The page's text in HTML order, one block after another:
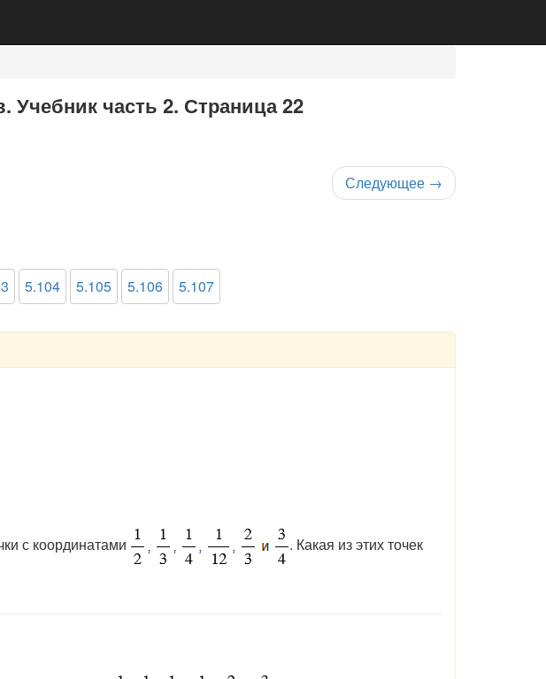
Учебник часть 2. Страница 22
Следующее →
5.104 5.105 5.106 5.107
с координатами
. Какая из этих точек